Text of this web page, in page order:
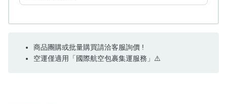
商品團購或批量購買請洽客服詢價 !
空運僅適用「國際航空包裹集運服務」⚠️